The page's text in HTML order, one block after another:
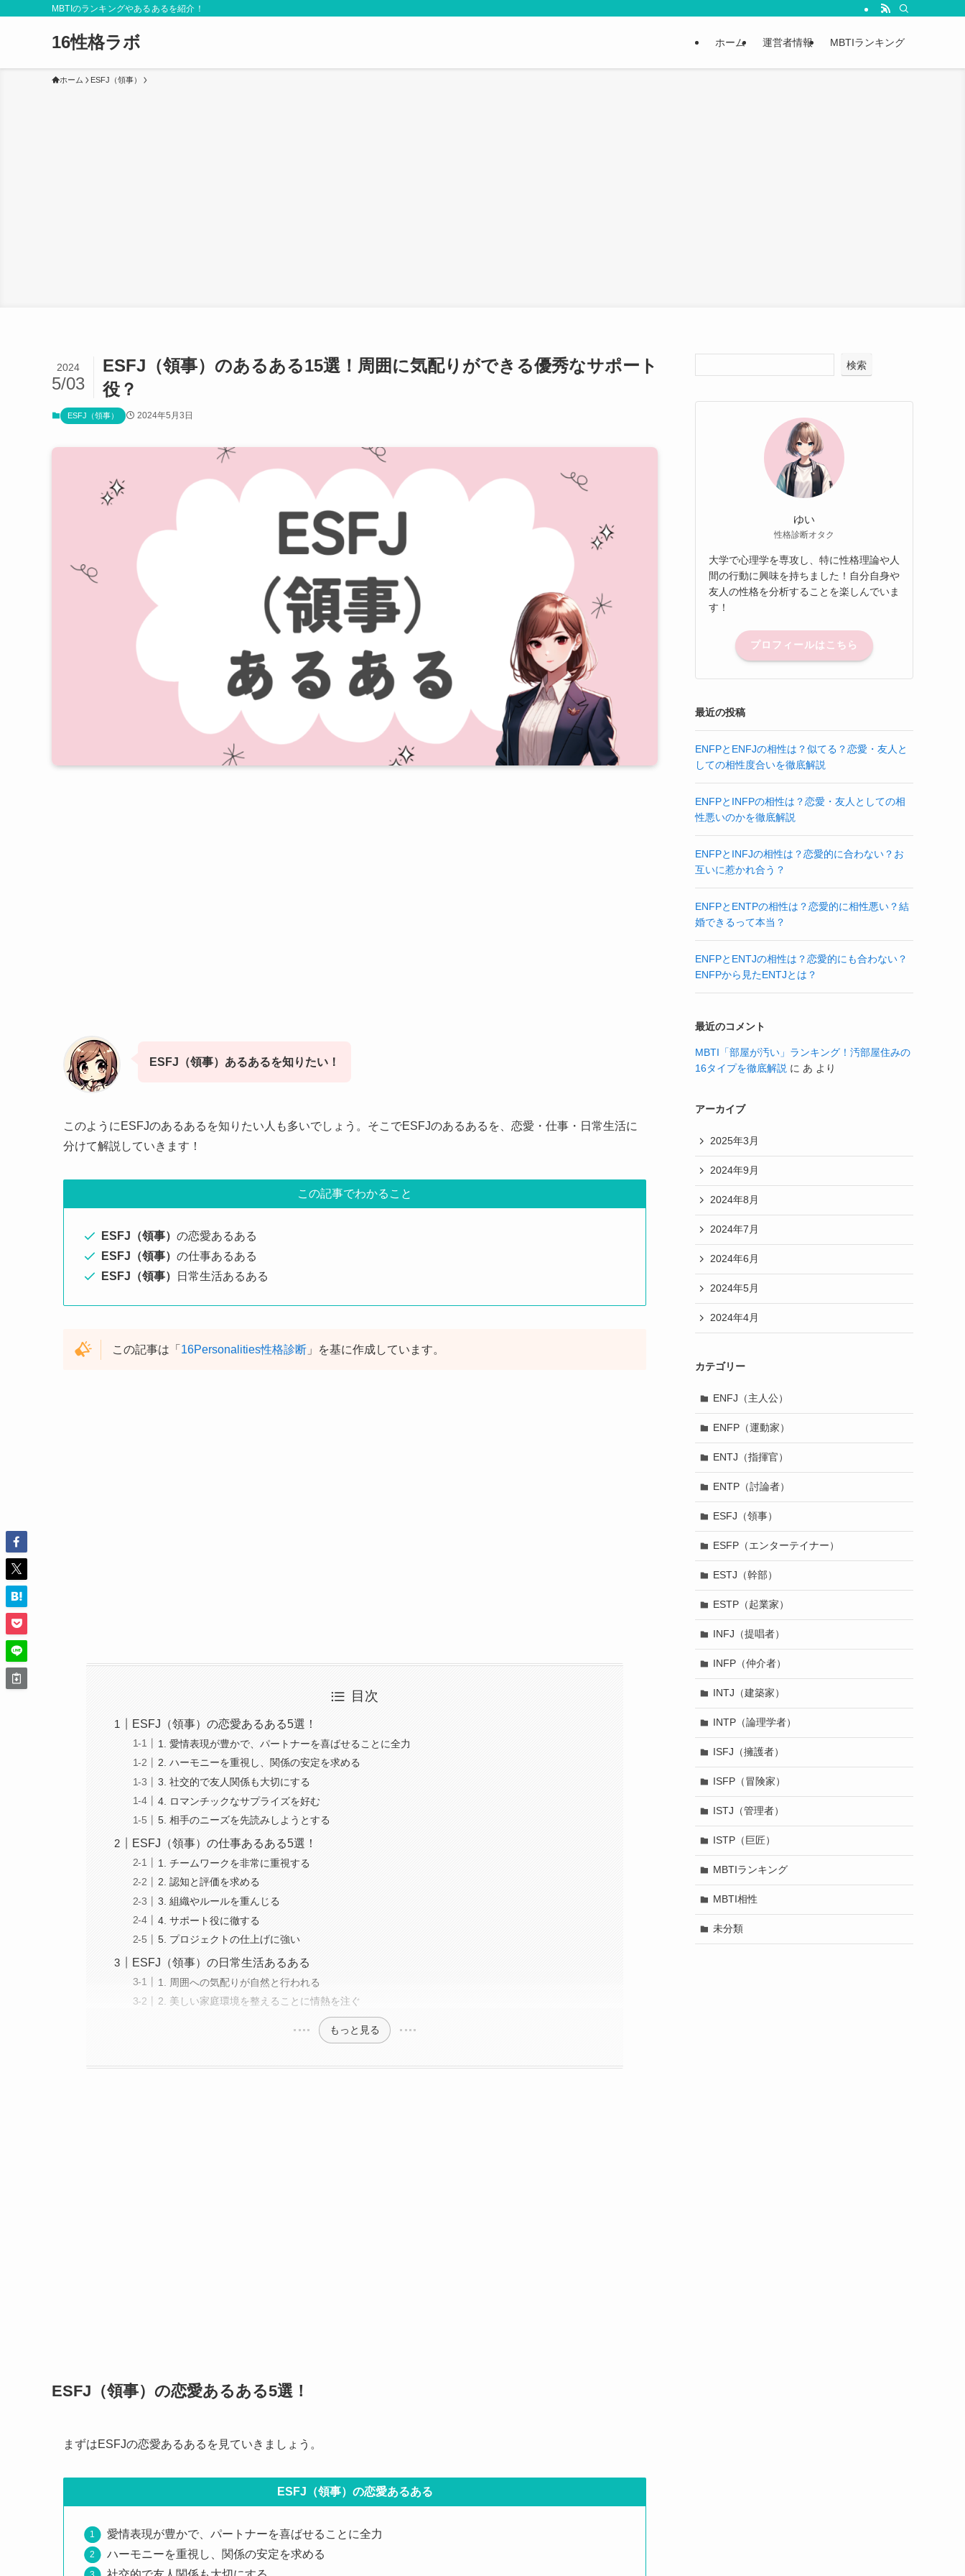
MBTIのランキングやあるあるを紹介！
16性格ラボ ホーム 運営者情報 MBTIランキング
ホーム ESFJ（領事）
ESFJ（領事）のあるある15選！周囲に気配りができる優秀なサポート
役？
2024
5/03
ESFJ（領事） 2024年5月3日
ESFJ（領事）あるあるを知りたい！
このようにESFJのあるあるを知りたい人も多いでしょう。そこでESFJのあるあるを、恋愛・仕事・日常生活に
分けて解説していきます！
この記事でわかること
ESFJ（領事） の恋愛あるある
ESFJ（領事） の仕事あるある
ESFJ（領事）
日常生活あるある
この記事は「 16Personalities性格診断 」を基に作成しています。
目次
ESFJ（領事）の恋愛あるある5選！
1. 愛情表現が豊かで、パートナーを喜ばせることに全力
2. ハーモニーを重視し、関係の安定を求める
3. 社交的で友人関係も大切にする
4. ロマンチックなサプライズを好む
5. 相手のニーズを先読みしようとする
ESFJ（領事）の仕事あるある5選！
1. チームワークを非常に重視する
2. 認知と評価を求める
3. 組織やルールを重んじる
4. サポート役に徹する
5. プロジェクトの仕上げに強い
ESFJ（領事）の日常生活あるある
1. 周囲への気配りが自然と行われる
2. 美しい家庭環境を整えることに情熱を注ぐ
もっと見る
ESFJ（領事） の恋愛あるある5選！
まずはESFJの恋愛あるあるを見ていきましょう。
ESFJ（領事） の恋愛あるある
愛情表現が豊かで、パートナーを喜ばせることに全力
ハーモニーを重視し、関係の安定を求める
検索
ゆい
性格診断オタク
大学で心理学を専攻し、特に性格理論や人
間の行動に興味を持ちました！自分自身や
友人の性格を分析することを楽しんでいま
す！
プロフィールはこちら
最近の投稿
ENFPとENFJの相性は？似てる？恋愛・友人と
しての相性度合いを徹底解説
ENFPとINFPの相性は？恋愛・友人としての相
性悪いのかを徹底解説
ENFPとINFJの相性は？恋愛的に合わない？お
互いに惹かれ合う？
ENFPとENTPの相性は？恋愛的に相性悪い？結
婚できるって本当？
ENFPとENTJの相性は？恋愛的にも合わない？
ENFPから見たENTJとは？
最近のコメント
MBTI「部屋が汚い」ランキング！汚部屋住みの
16タイプを徹底解説 に あ より
アーカイブ
2025年3月
2024年9月
2024年8月
2024年7月
2024年6月
2024年5月
2024年4月
カテゴリー
ENFJ（主人公）
ENFP（運動家）
ENTJ（指揮官）
ENTP（討論者）
ESFJ（領事）
ESFP（エンターテイナー）
ESTJ（幹部）
ESTP（起業家）
INFJ（提唱者）
INFP（仲介者）
INTJ（建築家）
INTP（論理学者）
ISFJ（擁護者）
ISFP（冒険家）
ISTJ（管理者）
ISTP（巨匠）
MBTIランキング
MBTI相性
未分類